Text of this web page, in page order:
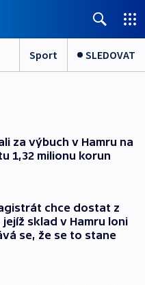
Sport SLEDOVAT
za výbuch v Hamru na
1,32 milionu korun
chce dostat z
sklad v Hamru loni
se, že se to stane